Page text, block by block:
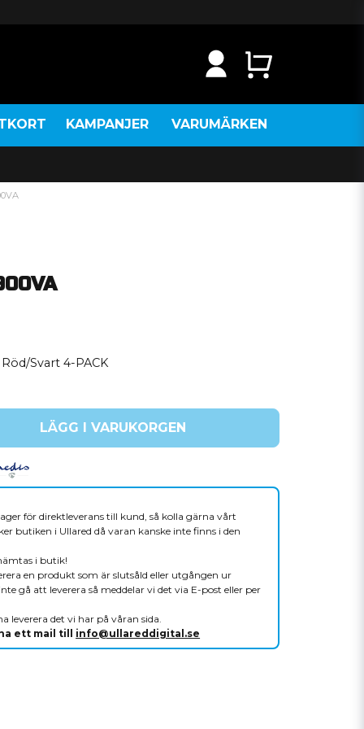
KAMPANJER VARUMÄRKEN
Svart 4-PACK
LÄGG I VARUKORGEN
för direktleverans till kund, så kolla gärna vårt
butiken i Ullared då varan kanske inte finns i den
i butik!
en produkt som är slutsåld eller utgången ur
gå att leverera så meddelar vi det via E-post eller per
leverera det vi har på våran sida.
ett mail till info@ullareddigital.se